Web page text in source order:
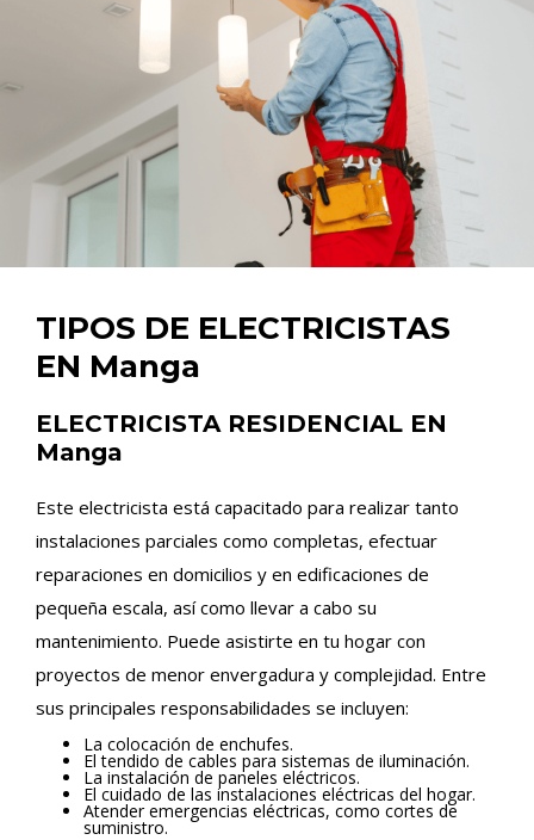
TIPOS DE ELECTRICISTAS
EN Manga
ELECTRICISTA RESIDENCIAL EN
Manga
Este electricista está capacitado para realizar tanto
instalaciones parciales como completas, efectuar
reparaciones en domicilios y en edificaciones de
pequeña escala, así como llevar a cabo su
mantenimiento. Puede asistirte en tu hogar con
proyectos de menor envergadura y complejidad. Entre
sus principales responsabilidades se incluyen:
La colocación de enchufes.
El tendido de cables para sistemas de iluminación.
La instalación de paneles eléctricos.
El cuidado de las instalaciones eléctricas del hogar.
Atender emergencias eléctricas, como cortes de
suministro.